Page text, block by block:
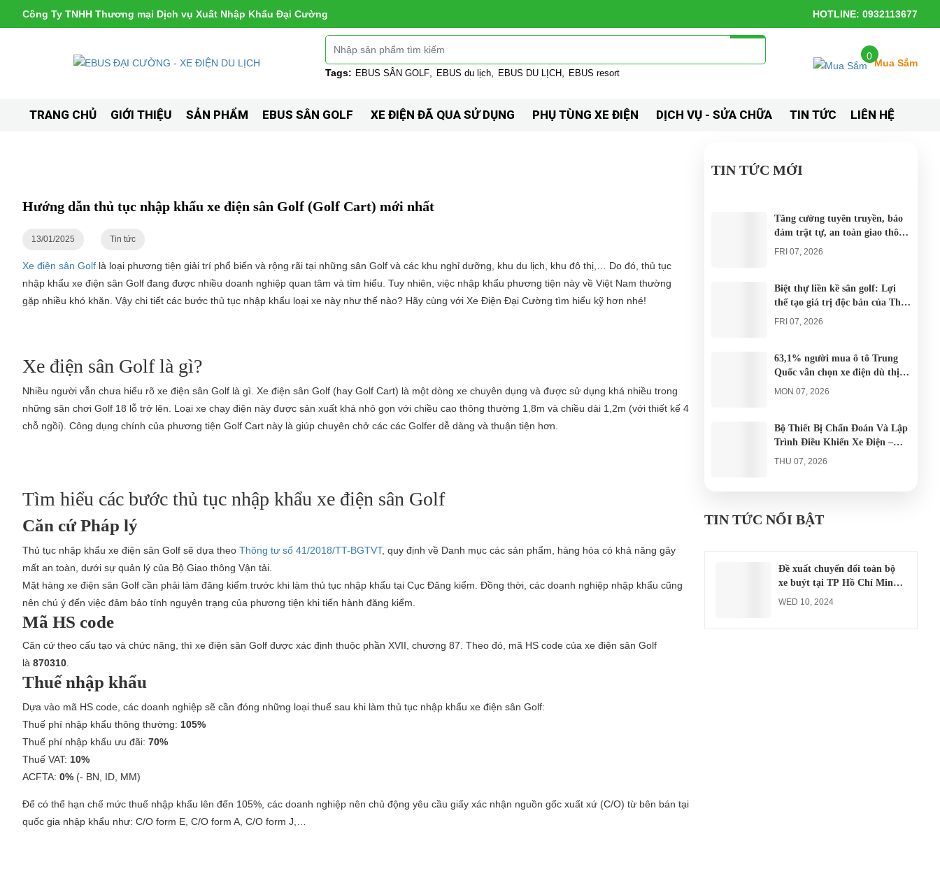
Công Ty TNHH Thương mại Dịch vụ Xuất Nhập Khẩu Đại Cường HOTLINE: 0932113677
Tags: EBUS SÂN GOLF EBUS du lịch EBUS DU LỊCH EBUS resort
0
Mua Sắm
TRANG CHỦ GIỚI THIỆU SẢN PHẨM EBUS SÂN GOLF XE ĐIỆN ĐÃ QUA SỬ DỤNG PHỤ TÙNG XE ĐIỆN DỊCH VỤ - SỬA CHỮA TIN TỨC LIÊN HỆ
Hướng dẫn thủ tục nhập khẩu xe điện sân Golf (Golf Cart) mới nhất
13/01/2025 Tin tức
Xe điện sân Golf là loại phương tiện giải trí phổ biến và rộng rãi tại những sân Golf và các khu nghỉ dưỡng, khu du lịch, khu đô thị,… Do đó, thủ tục
nhập khẩu xe điện sân Golf đang được nhiều doanh nghiệp quan tâm và tìm hiểu. Tuy nhiên, việc nhập khẩu phương tiện này về Việt Nam thường
gặp nhiều khó khăn. Vậy chi tiết các bước thủ tục nhập khẩu loại xe này như thế nào? Hãy cùng với Xe Điện Đại Cường tìm hiểu kỹ hơn nhé!
Xe điện sân Golf là gì?
Nhiều người vẫn chưa hiểu rõ xe điện sân Golf là gì. Xe điện sân Golf (hay Golf Cart) là một dòng xe chuyên dụng và được sử dụng khá nhiều trong
những sân chơi Golf 18 lỗ trở lên. Loại xe chạy điện này được sản xuất khá nhỏ gọn với chiều cao thông thường 1,8m và chiều dài 1,2m (với thiết kế 4
chỗ ngồi). Công dụng chính của phương tiện Golf Cart này là giúp chuyên chở các các Golfer dễ dàng và thuận tiện hơn.
Tìm hiểu các bước thủ tục nhập khẩu xe điện sân Golf
Căn cứ Pháp lý
Thủ tục nhập khẩu xe điện sân Golf sẽ dựa theo Thông tư số 41/2018/TT-BGTVT, quy định về Danh mục các sản phẩm, hàng hóa có khả năng gây
mất an toàn, dưới sự quản lý của Bộ Giao thông Vận tải.
Mặt hàng xe điện sân Golf cần phải làm đăng kiểm trước khi làm thủ tục nhập khẩu tại Cục Đăng kiểm. Đồng thời, các doanh nghiệp nhập khẩu cũng
nên chú ý đến việc đảm bảo tính nguyên trạng của phương tiện khi tiến hành đăng kiểm.
Mã HS code
Căn cứ theo cấu tạo và chức năng, thì xe điện sân Golf được xác định thuộc phần XVII, chương 87. Theo đó, mã HS code của xe điện sân Golf
là 870310
Thuế nhập khẩu
Dựa vào mã HS code, các doanh nghiệp sẽ cần đóng những loại thuế sau khi làm thủ tục nhập khẩu xe điện sân Golf:
Thuế phí nhập khẩu thông thường: 105%
Thuế phí nhập khẩu ưu đãi: 70%
Thuế VAT: 10%
ACFTA: 0% (- BN, ID, MM)
Để có thể hạn chế mức thuế nhập khẩu lên đến 105%, các doanh nghiệp nên chủ động yêu cầu giấy xác nhận nguồn gốc xuất xứ (C/O) từ bên bán tại
quốc gia nhập khẩu như: C/O form E, C/O form A, C/O form J,…
TIN TỨC MỚI
Tăng cường tuyên truyền, bảo
đảm trật tự, an toàn giao thông
khi thí điểm xe điện 4 bánh
FRI 07, 2026
Biệt thự liền kề sân golf: Lợi
thế tạo giá trị độc bản của The
AGULA Tây Ninh
FRI 07, 2026
63,1% người mua ô tô Trung
Quốc vẫn chọn xe điện dù thị
trường tháng 7 hạ nhiệt
MON 07, 2026
Bộ Thiết Bị Chẩn Đoán Và Lập
Trình Điều Khiển Xe Điện –
Giải Pháp Bảo Trì Chuyên
THU 07, 2026
điện du lịch gây gổ khi đón du
khách ở Quy Nhơn
TIN TỨC NỔI BẬT
Đề xuất chuyển đổi toàn bộ
xe buýt tại TP Hồ Chí Minh
sang xe điện từ năm 2026
WED 10, 2024